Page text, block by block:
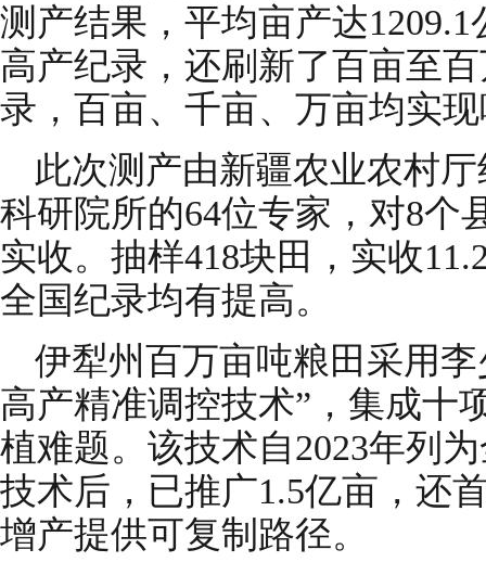
测产结果，平均亩产达
高产纪录，还刷新了百亩至
录，百亩、千亩、万亩均实
此次测产由新疆农业农村
科研院所的64位专家，对8个
实收。抽样418块田，实收
全国纪录均有提高。
伊犁州百万亩吨粮田采用
高产精准调控技术”，集成十
植难题。该技术自2023年列
技术后，已推广1.5亿亩，还
增产提供可复制路径。